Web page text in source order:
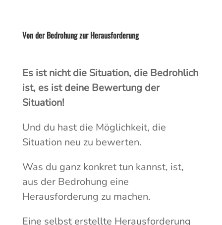
Von der Bedrohung zur Herausforderung
Es ist nicht die Situation, die Bedrohlich
ist, es ist deine Bewertung der
Situation!
Und du hast die Möglichkeit, die
Situation neu zu bewerten.
Was du ganz konkret tun kannst, ist,
aus der Bedrohung eine
Herausforderung zu machen.
Eine selbst erstellte Herausforderung